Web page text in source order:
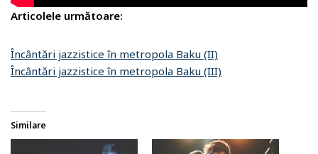
Articolele următoare:
Încântări jazzistice în metropola Baku (II)
Încântări jazzistice în metropola Baku (III)
Similare